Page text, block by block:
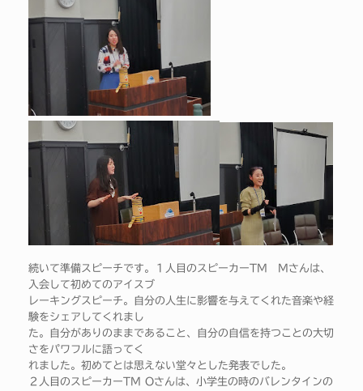
続いて準備スピーチです。１人目のスピーカーTM Mさんは、
入会して初めてのアイスブ
レーキングスピーチ。自分の人生に影響を与えてくれた音楽や経
験をシェアしてくれまし
た。自分がありのままであること、自分の自信を持つことの大切
さをパワフルに語ってく
れました。初めてとは思えない堂々とした発表でした。
２人目のスピーカーTM Oさんは、小学生の時のバレンタインの